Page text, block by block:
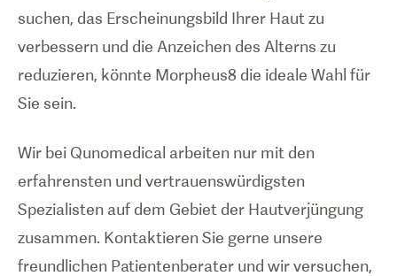
suchen, das Erscheinungsbild Ihrer Haut zu
verbessern und die Anzeichen des Alterns zu
reduzieren, könnte Morpheus8 die ideale Wahl für
Sie sein.
Wir bei Qunomedical arbeiten nur mit den
erfahrensten und vertrauenswürdigsten
Spezialisten auf dem Gebiet der Hautverjüngung
zusammen. Kontaktieren Sie gerne unsere
freundlichen Patientenberater und wir versuchen,